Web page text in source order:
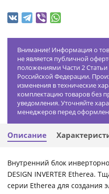
Внимание! Информация о
не является публичной
положениями Части 2
Российской Федерации.
изменения в технические
комплектацию товаров без
уведомления. Уточняйте
менеджеров перед
Описание
Внутренний блок
DESIGN INVERTER Etherea.
серии Etherea для создания